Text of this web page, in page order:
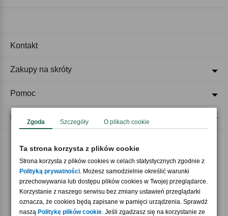
Akceptujemy płatności
Kontakt
Zakupy na skróty
Pomoc
Zgoda Szczegóły O plikach cookie
Ta strona korzysta z plików cookie
Strona korzysta z plików cookies w celach statystycznych zgodnie z
Polityką prywatności. Możesz samodzielnie określić warunki
przechowywania lub dostępu plików cookies w Twojej przeglądarce.
Korzystanie z naszego serwisu bez zmiany ustawień przeglądarki
oznacza, że cookies będą zapisane w pamięci urządzenia. Sprawdź
naszą Politykę plików cookie. Jeśli zgadzasz się na korzystanie ze